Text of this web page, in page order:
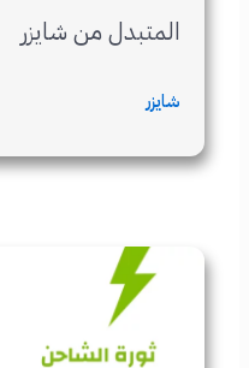
المتبدل من شايزر
شايزر